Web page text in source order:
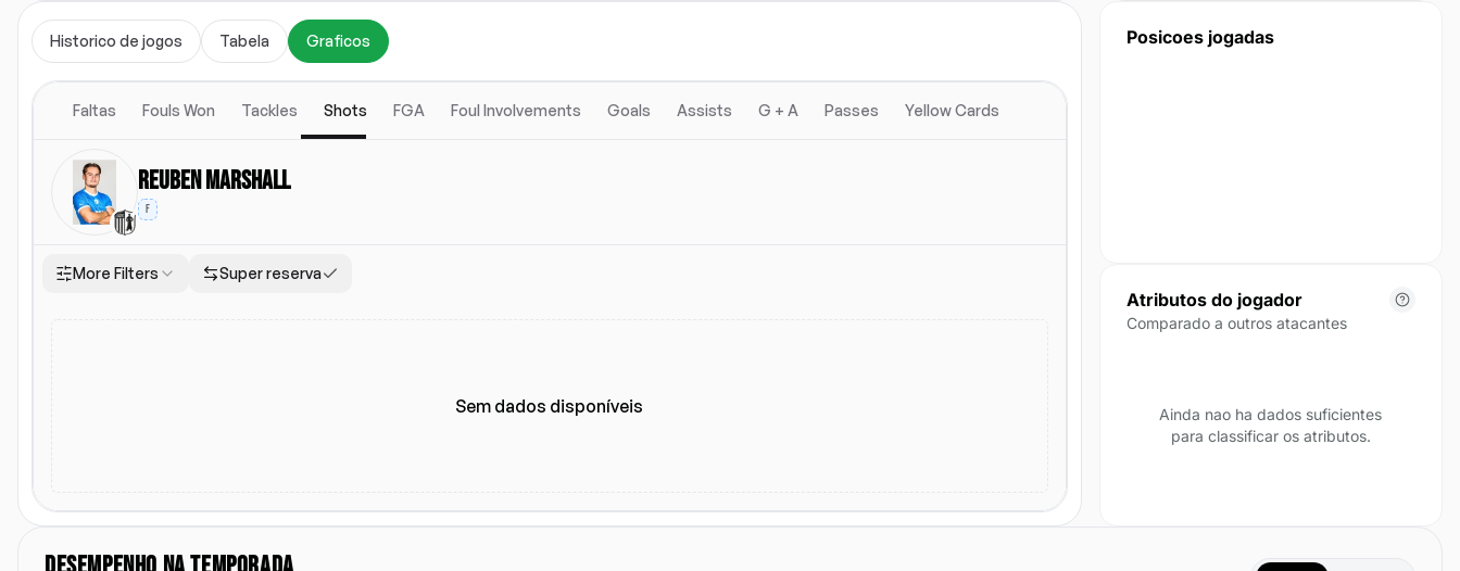
Historico de jogos Tabela Graficos
Faltas Fouls Won Tackles Shots FGA Foul Involvements Goals Assists G + A Passes Yellow Cards
Reuben Marshall
F
More Filters Super reserva
Sem dados disponíveis
Posicoes jogadas
Atributos do jogador
Comparado a outros atacantes
Ainda nao ha dados suficientes
para classificar os atributos.